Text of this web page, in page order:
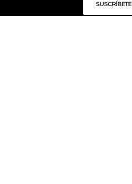
SUSCRÍBETE